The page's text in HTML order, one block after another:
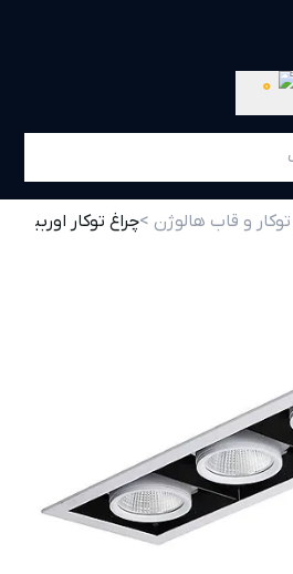
0
توکار و قاب هالوژن >چراغ توکار اوربیتال 69 وات سه خانه مازی نور